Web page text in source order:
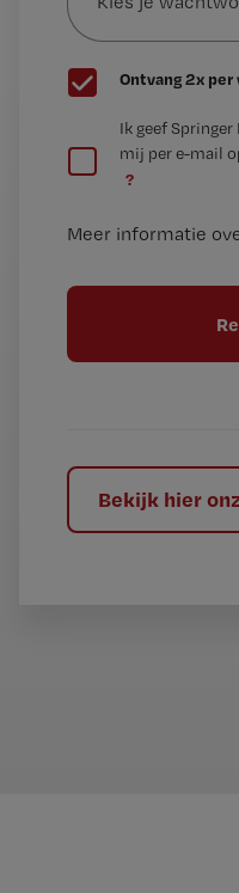
wachtwoord
G
e
t
Ontvang 2x
e
t
t
l
Ik geef
mij per e-mail
?
Meer informatie
Bekijk hier